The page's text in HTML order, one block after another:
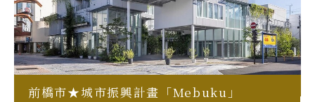
前橋市★城市振興計畫「Mebuku」